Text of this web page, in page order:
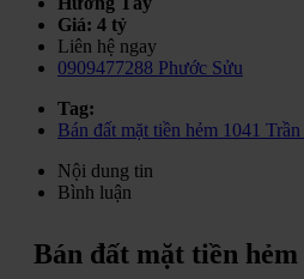
Giá: 4 tỷ
Liên hệ ngay
0909477288 Phước Sửu
Tag:
Bán đất mặt tiền hẻm 1041
Nội dung tin
Bình luận
Bán đất mặt tiền